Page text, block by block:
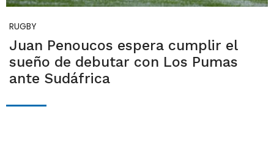
RUGBY
Juan Penoucos espera cumplir el
sueño de debutar con Los Pumas
ante Sudáfrica